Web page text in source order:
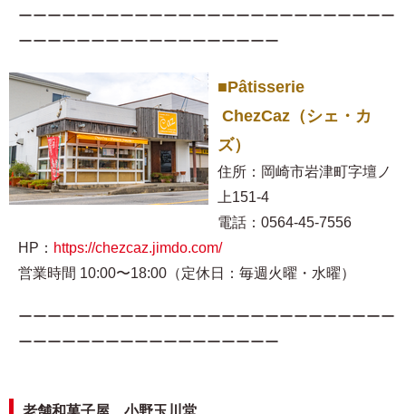
ーーーーーーーーーーーーーーーーーーーーーーーーーー
ーーーーーーーーーーーーーーーーーー
■Pâtisserie
ChezCaz（シェ・カ
ズ）
住所：岡崎市岩津町字壇ノ
上151-4
電話：0564-45-7556
HP： https://chezcaz.jimdo.com/
営業時間 10:00〜18:00（定休日：毎週火曜・水曜）
ーーーーーーーーーーーーーーーーーーーーーーーーーー
ーーーーーーーーーーーーーーーーーー
老舗和菓子屋 小野玉川堂